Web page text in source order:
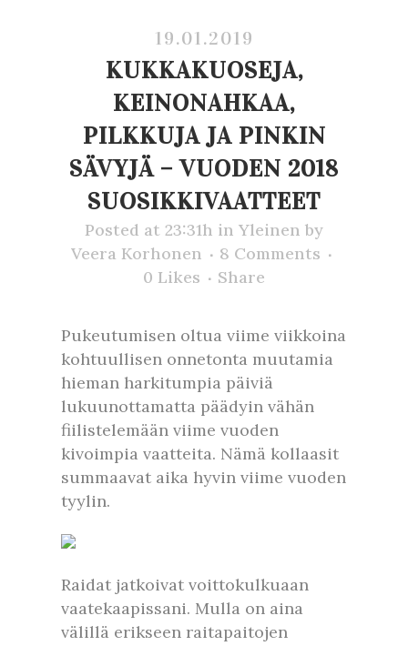
19.01.2019
KUKKAKUOSEJA,
KEINONAHKAA,
PILKKUJA JA PINKIN
SÄVYJÄ – VUODEN 2018
SUOSIKKIVAATTEET
Posted at 23:31h in Yleinen by
Veera Korhonen
8 Comments
0 Likes Share
Pukeutumisen oltua viime viikkoina
kohtuullisen onnetonta muutamia
hieman harkitumpia päiviä
lukuunottamatta päädyin vähän
fiilistelemään viime vuoden
kivoimpia vaatteita. Nämä kollaasit
summaavat aika hyvin viime vuoden
tyylin.
Raidat jatkoivat voittokulkuaan
vaatekaapissani. Mulla on aina
välillä erikseen raitapaitojen